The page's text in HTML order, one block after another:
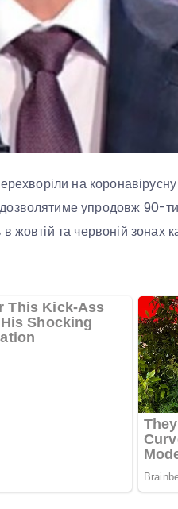
на
упродовж 90-
жовтій та червоній зонах